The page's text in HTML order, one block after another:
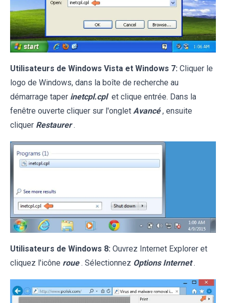
Utilisateurs de Windows Vista et Windows 7: Cliquer le
logo de Windows, dans la boîte de recherche au
démarrage taper inetcpl.cpl et clique entrée. Dans la
fenêtre ouverte cliquer sur l'onglet Avancé , ensuite
cliquer Restaurer .
Utilisateurs de Windows 8: Ouvrez Internet Explorer et
cliquez l'icône roue . Sélectionnez Options Internet .